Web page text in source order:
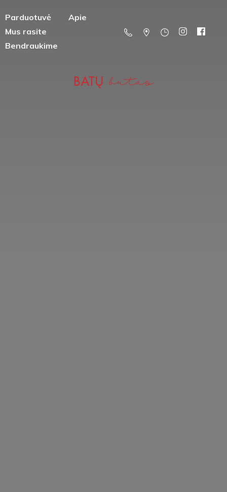
Parduotuvė
Apie
Mus rasite
Bendraukime